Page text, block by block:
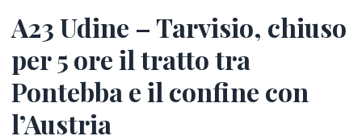
A23 Udine – Tarvisio, chiuso
per 5 ore il tratto tra
Pontebba e il confine con
l’Austria